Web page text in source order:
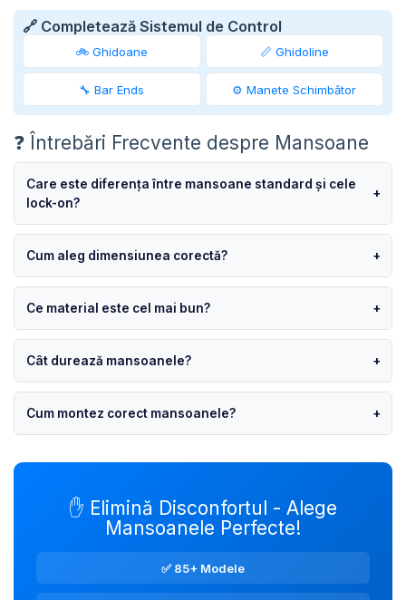
🔗 Completează Sistemul de Control
🚲 Ghidoane 📏 Ghidoline
🔧 Bar Ends ⚙️ Manete Schimbător
❓ Întrebări Frecvente despre Mansoane
Care este diferența între mansoane standard și cele
lock-on?
+
Cum aleg dimensiunea corectă? +
Ce material este cel mai bun? +
Cât durează mansoanele? +
Cum montez corect mansoanele? +
✋ Elimină Disconfortul - Alege
Mansoanele Perfecte!
✅ 85+ Modele